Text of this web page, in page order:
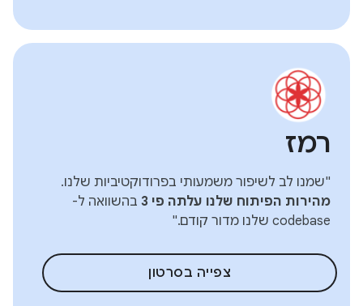
רמז
"שמנו לב לשיפור משמעותי בפרודוקטיביות שלנו.
מהירות הפיתוח שלנו עלתה פי 3
בהשוואה ל-
codebase שלנו מדור קודם."
צפייה בסרטון